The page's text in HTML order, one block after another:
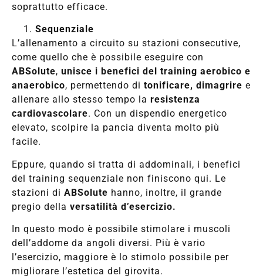
soprattutto efficace.
Sequenziale
L’allenamento a circuito su stazioni consecutive,
come quello che è possibile eseguire con
ABSolute, unisce i benefici del training aerobico e
anaerobico, permettendo di tonificare, dimagrire e
allenare allo stesso tempo la resistenza
cardiovascolare. Con un dispendio energetico
elevato, scolpire la pancia diventa molto più
facile.
Eppure, quando si tratta di addominali, i benefici
del training sequenziale non finiscono qui. Le
stazioni di ABSolute hanno, inoltre, il grande
pregio della versatilità d’esercizio.
In questo modo è possibile stimolare i muscoli
dell’addome da angoli diversi. Più è vario
l’esercizio, maggiore è lo stimolo possibile per
migliorare l’estetica del girovita.